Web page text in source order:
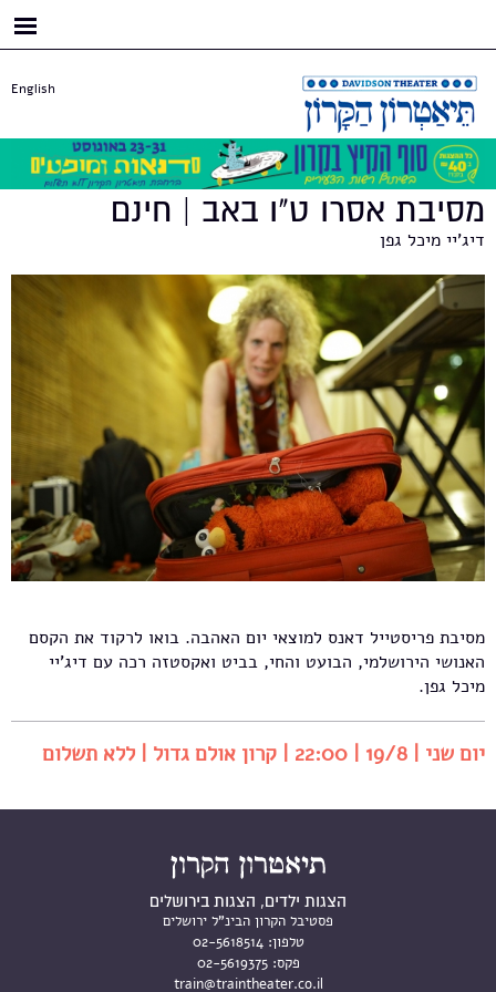
English
מסיבת אסרו ט"ו באב | חינם
דיג'יי מיכל גפן
מסיבת פריסטייל דאנס למוצאי יום האהבה. בואו לרקוד את הקסם
האנושי הירושלמי, הבועט והחי, בביט ואקסטזה רכה עם דיג'יי
מיכל גפן.
יום שני | 19/8 | 22:00 | קרון אולם גדול | ללא תשלום
הצגות ילדים, הצגות בירושלים
פסטיבל הקרון הבינ"ל ירושלים
טלפון: 02-5618514
פקס: 02-5619375
train@traintheater.co.il